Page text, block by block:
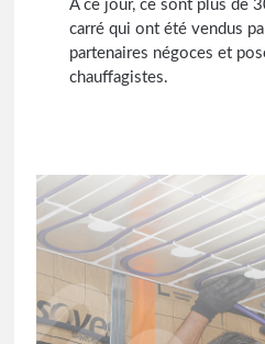
À ce jour, ce sont plus de
carré qui ont été vendus
partenaires négoces et
chauffagistes.